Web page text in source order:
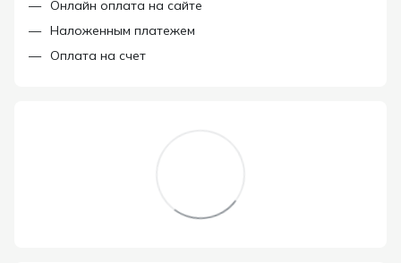
Онлайн оплата на сайте
Наложенным платежем
Оплата на счет